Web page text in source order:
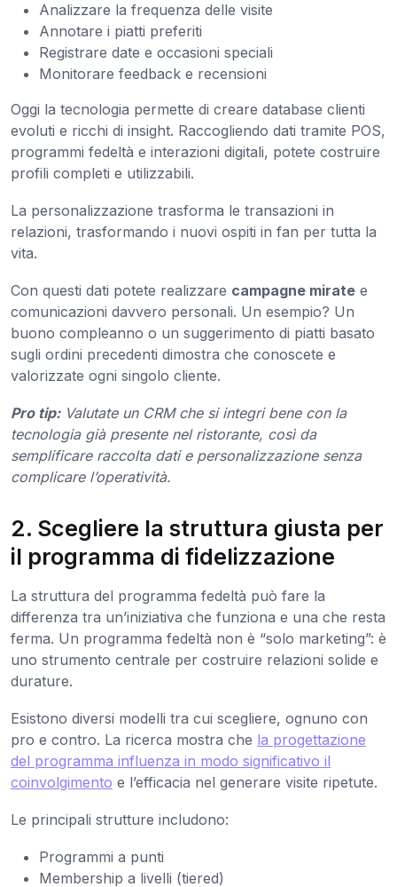
Analizzare la frequenza delle visite
Annotare i piatti preferiti
Registrare date e occasioni speciali
Monitorare feedback e recensioni
Oggi la tecnologia permette di creare database clienti
evoluti e ricchi di insight. Raccogliendo dati tramite POS,
programmi fedeltà e interazioni digitali, potete costruire
profili completi e utilizzabili.
La personalizzazione trasforma le transazioni in
relazioni, trasformando i nuovi ospiti in fan per tutta la
vita.
Con questi dati potete realizzare campagne mirate e
comunicazioni davvero personali. Un esempio? Un
buono compleanno o un suggerimento di piatti basato
sugli ordini precedenti dimostra che conoscete e
valorizzate ogni singolo cliente.
Pro tip: Valutate un CRM che si integri bene con la
tecnologia già presente nel ristorante, così da
semplificare raccolta dati e personalizzazione senza
complicare l’operatività.
2. Scegliere la struttura giusta per
il programma di fidelizzazione
La struttura del programma fedeltà può fare la
differenza tra un’iniziativa che funziona e una che resta
ferma. Un programma fedeltà non è “solo marketing”: è
uno strumento centrale per costruire relazioni solide e
durature.
Esistono diversi modelli tra cui scegliere, ognuno con
pro e contro. La ricerca mostra che la progettazione
del programma influenza in modo significativo il
coinvolgimento e l’efficacia nel generare visite ripetute.
Le principali strutture includono:
Programmi a punti
Membership a livelli (tiered)